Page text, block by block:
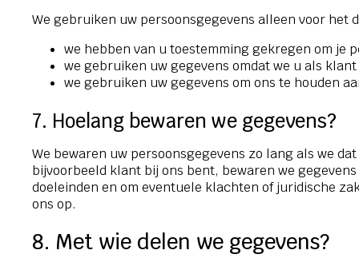
We gebruiken uw persoonsgegevens alleen voor het
we hebben van u toestemming gekregen om je
we gebruiken uw gegevens omdat we u als
we gebruiken uw gegevens om ons te houden
7. Hoelang bewaren we gegevens?
We bewaren uw persoonsgegevens zo lang als we
bijvoorbeeld klant bij ons bent, bewaren we
doeleinden en om eventuele klachten of juridische
ons op.
8. Met wie delen we gegevens?